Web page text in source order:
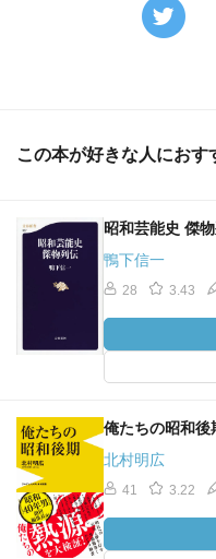
この本が好きな人におす
昭和芸能史 傑
鴨下信一
28 3.43
俺たちの昭和後
北村明広
41 3.22